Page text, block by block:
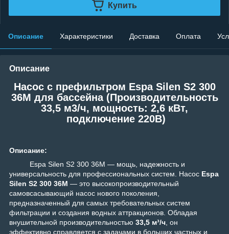
Купить
Описание Характеристики Доставка Оплата
Описание
Насос c префильтром Espa Silen S2 300
36M для бассейна (Производительность
33,5 м3/ч, мощность: 2,6 кВт,
подключение 220В)
Описание:
Espa Silen S2 300 36M — мощь, надежность и
универсальность для профессиональных систем. Насос Espa
Silen S2 300 36M — это высокопроизводительный
самовсасывающий насос нового поколения,
предназначенный для самых требовательных систем
фильтрации и создания водных аттракционов. Обладая
внушительной производительностью 33,5 м³/ч, он
эффективно справляется с задачами в больших частных и